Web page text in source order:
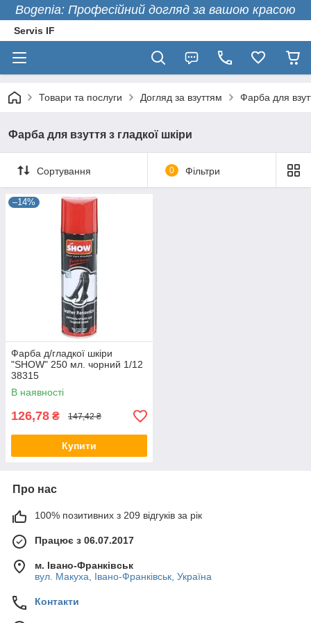
Bogenia: Професійний догляд за вашою красою
Servis IF
Товари та послуги Догляд за взуттям Фарба для
Фарба для взуття з гладкої шкіри
Сортування 0 Фільтри
–14%
Фарба д/гладкої шкіри
"SHOW" 250 мл. чорний 1/12
38315
В наявності
126,78 ₴ 147,42 ₴
Купити
Про нас
100% позитивних з 209 відгуків за рік
Працює з 06.07.2017
м. Івано-Франківськ
вул. Макуха, Івано-Франківськ, Україна
Контакти